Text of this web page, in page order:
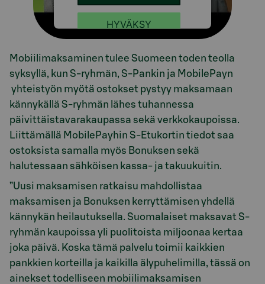
HYVÄKSY
Mobiilimaksaminen tulee Suomeen toden teolla
syksyllä, kun S-ryhmän, S-Pankin ja MobilePayn
yhteistyön myötä ostokset pystyy maksamaan
kännykällä S-ryhmän lähes tuhannessa
päivittäistavarakaupassa sekä verkkokaupoissa.
Liittämällä MobilePayhin S-Etukortin tiedot saa
ostoksista samalla myös Bonuksen sekä
halutessaan sähköisen kassa- ja takuukuitin.
”Uusi maksamisen ratkaisu mahdollistaa
maksamisen ja Bonuksen kerryttämisen yhdellä
kännykän heilautuksella. Suomalaiset maksavat S-
ryhmän kaupoissa yli puolitoista miljoonaa kertaa
joka päivä. Koska tämä palvelu toimii kaikkien
pankkien korteilla ja kaikilla älypuhelimilla, tässä on
ainekset todelliseen mobiilimaksamisen